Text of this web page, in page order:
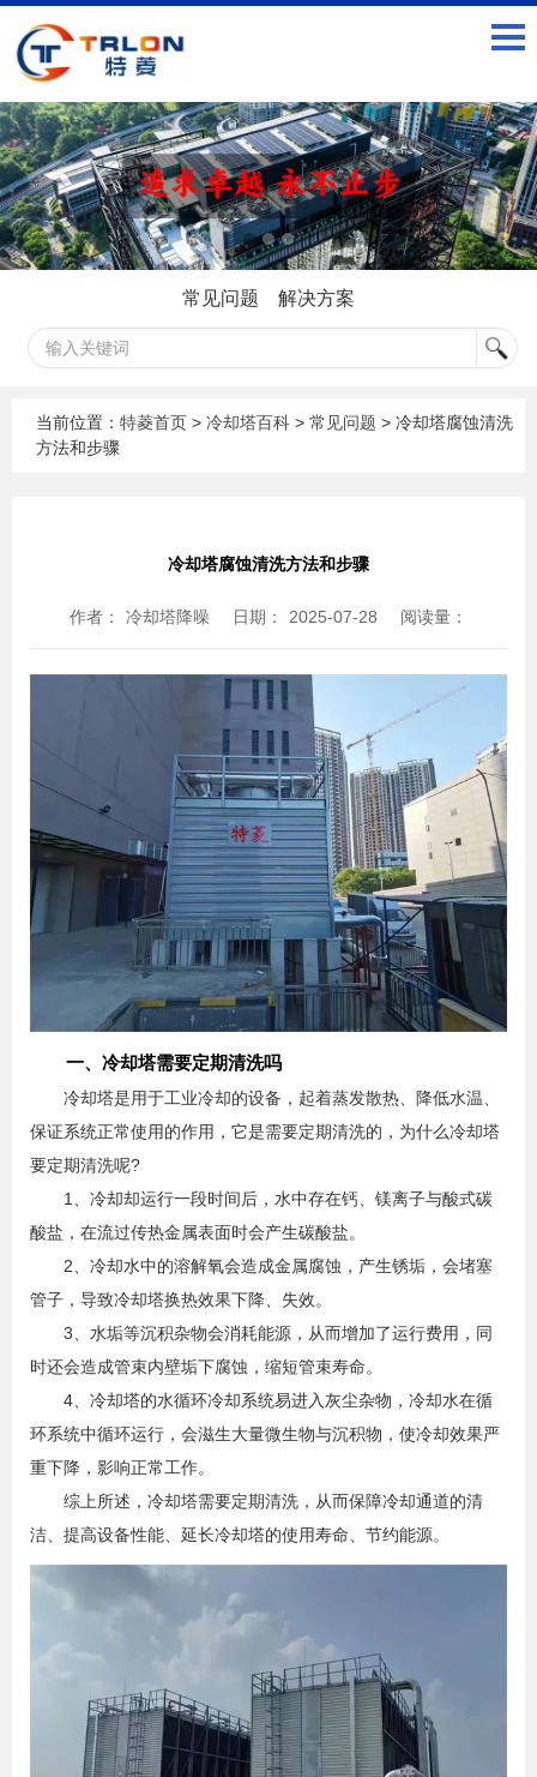
常见问题 解决方案
当前位置： 特菱首页 > 冷却塔百科 > 常见问题 > 冷却塔腐蚀清洗
方法和步骤
冷却塔腐蚀清洗方法和步骤
作者： 冷却塔降噪 日期： 2025-07-28 阅读量：
一、冷却塔需要定期清洗吗
冷却塔是用于工业冷却的设备，起着蒸发散热、降低水温、
保证系统正常使用的作用，它是需要定期清洗的，为什么冷却塔
要定期清洗呢?
1、冷却却运行一段时间后，水中存在钙、镁离子与酸式碳
酸盐，在流过传热金属表面时会产生碳酸盐。
2、冷却水中的溶解氧会造成金属腐蚀，产生锈垢，会堵塞
管子，导致冷却塔换热效果下降、失效。
3、水垢等沉积杂物会消耗能源，从而增加了运行费用，同
时还会造成管束内壁垢下腐蚀，缩短管束寿命。
4、冷却塔的水循环冷却系统易进入灰尘杂物，冷却水在循
环系统中循环运行，会滋生大量微生物与沉积物，使冷却效果严
重下降，影响正常工作。
综上所述，冷却塔需要定期清洗，从而保障冷却通道的清
洁、提高设备性能、延长冷却塔的使用寿命、节约能源。